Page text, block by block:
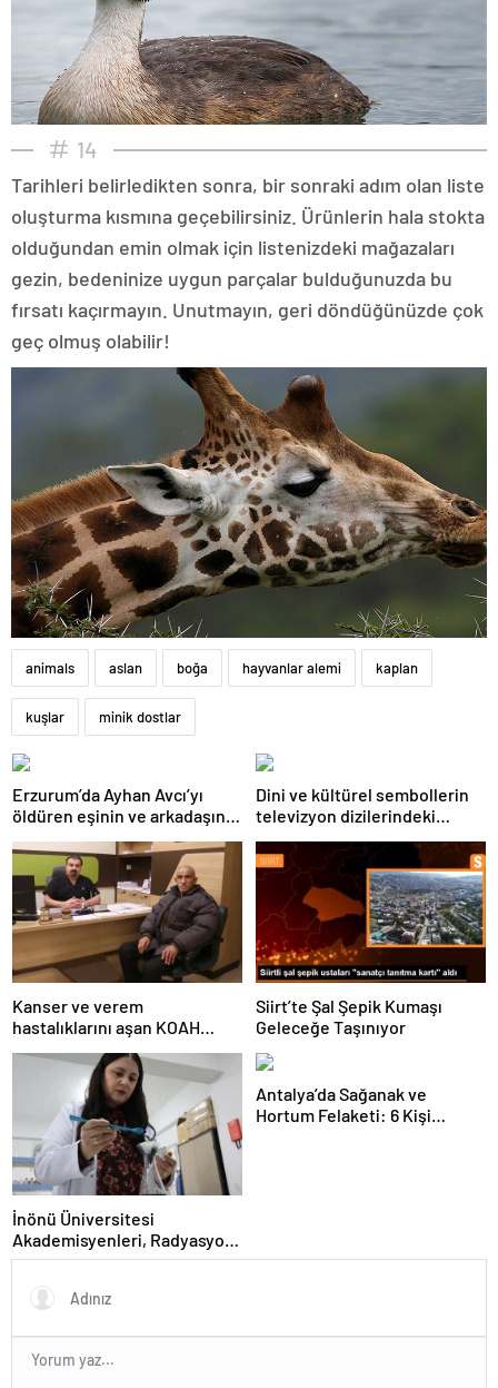
14
Tarihleri belirledikten sonra, bir sonraki adım olan liste
oluşturma kısmına geçebilirsiniz. Ürünlerin hala stokta
olduğundan emin olmak için listenizdeki mağazaları
gezin, bedeninize uygun parçalar bulduğunuzda bu
fırsatı kaçırmayın. Unutmayın, geri döndüğünüzde çok
geç olmuş olabilir!
animals aslan boğa hayvanlar alemi kaplan
kuşlar minik dostlar
Erzurum’da Ayhan Avcı’yı
öldüren eşinin ve arkadaşının
Dini ve kültürel sembollerin
televizyon dizilerindeki
düzenlendi
Kanser ve verem
hastalıklarını aşan KOAH
hastası hayata tutundu
Siirt’te Şal Şepik Kumaşı
Geleceğe Taşınıyor
İnönü Üniversitesi
Akademisyenleri, Radyasyon
Kalkanı Üretti
Antalya’da Sağanak ve
Hortum Felaketi: 6 Kişi